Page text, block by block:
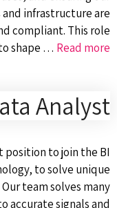
infrastructure are
compliant. This role
shape … Read more
Analyst
position to join the BI
to solve unique
team solves many
accurate signals and